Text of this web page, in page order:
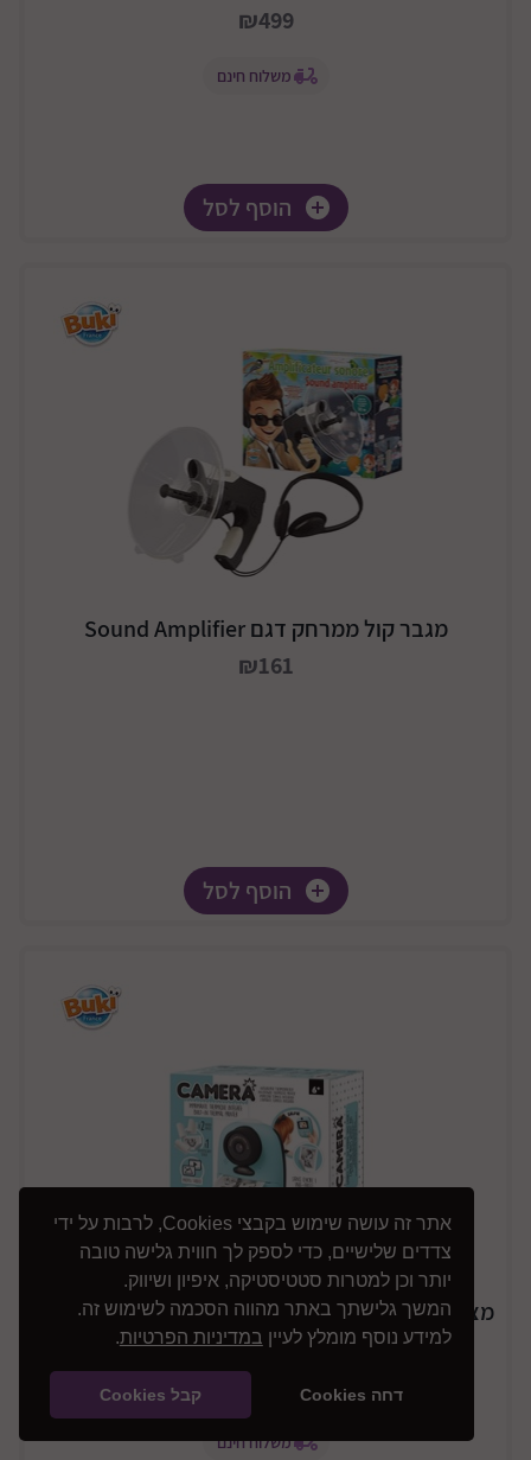
אתר זה עושה שימוש בקבצי Cookies, לרבות על ידי
צדדים שלישיים, כדי לספק לך חווית גלישה טובה
יותר וכן למטרות סטטיסטיקה, איפיון ושיווק.
המשך גלישתך באתר מהווה הסכמה לשימוש זה.
למידע נוסף מומלץ לעיין במדיניות הפרטיות.
דחה Cookies קבל Cookies
₪499
משלוח חינם
הוסף לסל
מגבר קול ממרחק דגם Sound Amplifier
₪161
הוסף לסל
מצלמה תרמית להדפסה מיידית דגם Camera Print
It
משלוח חינם